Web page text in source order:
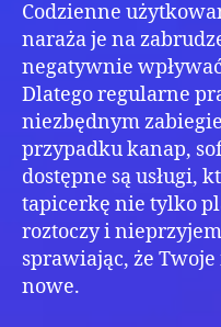
Codzienne
naraża je na
negatywnie
Dlatego regularne
niezbędnym
przypadku kanap,
dostępne są usługi,
tapicerkę nie tylko
roztoczy i
sprawiając, że
nowe.